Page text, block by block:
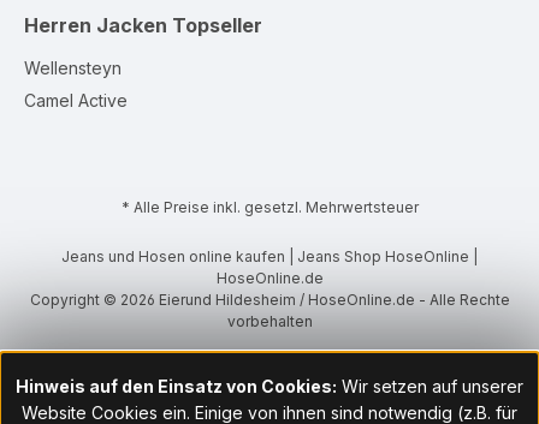
Herren Jacken Topseller
Wellensteyn
Camel Active
* Alle Preise inkl. gesetzl. Mehrwertsteuer
Jeans und Hosen online kaufen | Jeans Shop HoseOnline |
HoseOnline.de
Copyright © 2026 Eierund Hildesheim / HoseOnline.de - Alle Rechte
vorbehalten
Hinweis auf den Einsatz von Cookies: Wir setzen auf unserer
Website Cookies ein. Einige von ihnen sind notwendig (z.B. für